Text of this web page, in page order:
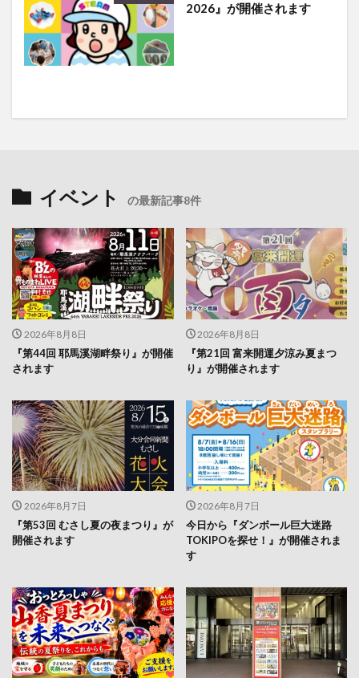
2026』が開催されます
イベント の最新記事8件
2026年8月8日
『第44回 耶馬溪湖畔祭り』が開催
されます
2026年8月8日
『第21回 富来開運夕涼み夏まつ
り』が開催されます
2026年8月7日
『第53回 むさし夏の夜まつり』が
開催されます
2026年8月7日
今日から『ダンボール巨大迷路
TOKIPOを探せ！』が開催されま
す